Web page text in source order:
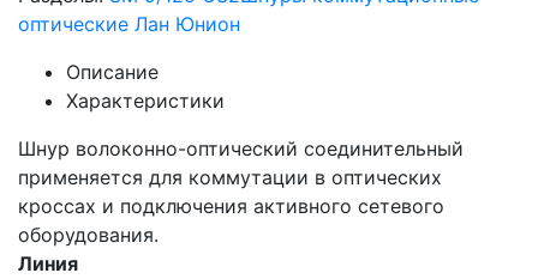
оптические Лан Юнион
Описание
Характеристики
Шнур волоконно-оптический соединительный
применяется для коммутации в оптических
кроссах и подключения активного сетевого
оборудования.
Линия